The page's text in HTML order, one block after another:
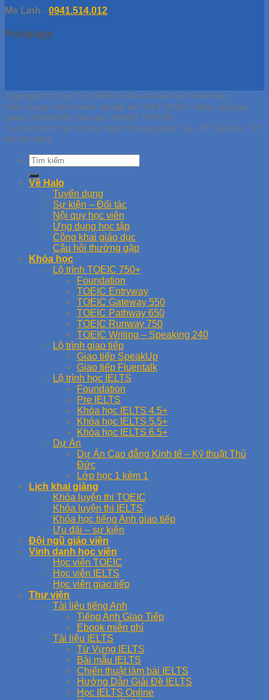
Ms Linh - 0941.514.012
Fanpage
Copyright © Công Ty TNHH Tư Vấn & Giáo Dục Thiên Bảo
Giấy chứng nhận doanh nghiệp số: 0313739102, Ngày cấp giấy
phép: 07/04/2016, Nơi cấp: SKHDT TP.HCM
Trụ Sở Chính Tại 70 Hữu Nghị, Phường Bình Thọ, TP Thủ Đức, TP
Hồ Chí Minh
Về Halo
Tuyển dụng
Sự kiện – Đối tác
Nội quy học viên
Ứng dụng học tập
Công khai giáo dục
Câu hỏi thường gặp
Khóa học
Lộ trình TOEIC 750+
Foundation
TOEIC Entryway
TOEIC Gateway 550
TOEIC Pathway 650
TOEIC Runway 750
TOEIC Writing – Speaking 240
Lộ trình giao tiếp
Giao tiếp SpeakUp
Giao tiếp Fluentalk
Lộ trình học IELTS
Foundation
Pre IELTS
Khóa học IELTS 4.5+
Khóa học IELTS 5.5+
Khóa học IELTS 6.5+
Dự Án
Dự Án Cao đẳng Kinh tế – Kỹ thuật Thủ
Đức
Lớp học 1 kèm 1
Lịch khai giảng
Khóa luyện thi TOEIC
Khóa luyện thi IELTS
Khóa học tiếng Anh giao tiếp
Ưu đãi – sự kiện
Đội ngũ giáo viên
Vinh danh học viên
Học viên TOEIC
Học viên IELTS
Học viên giao tiếp
Thư viện
Tài liệu tiếng Anh
Tiếng Anh Giao Tiếp
Ebook miễn phí
Tài liệu IELTS
Từ Vựng IELTS
Bài mẫu IELTS
Chiến thuật làm bài IELTS
Hướng Dẫn Giải Đề IELTS
Học IELTS Online